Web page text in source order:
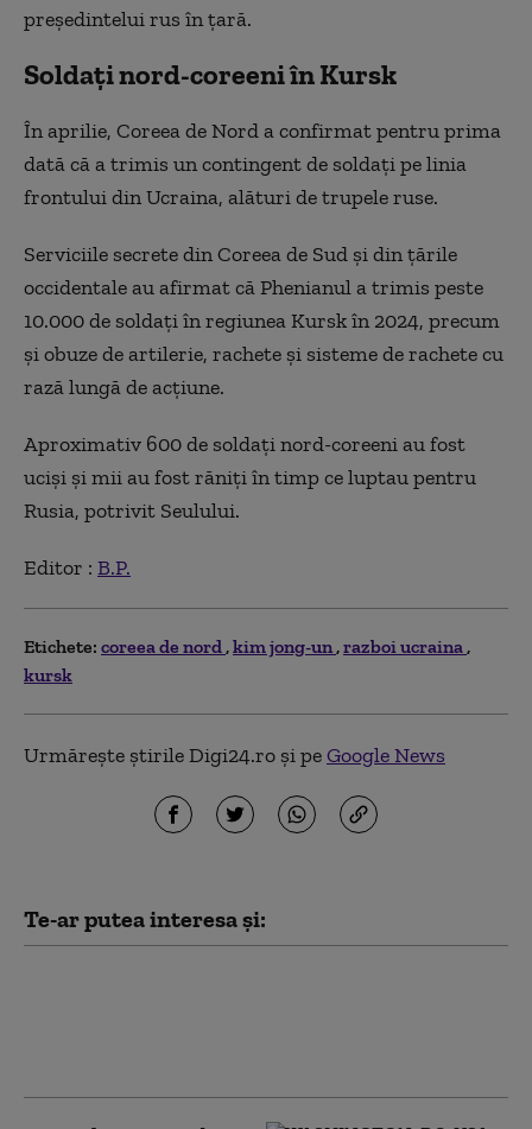
preşedintelui rus în ţară.
Soldați nord-coreeni în Kursk
În aprilie, Coreea de Nord a confirmat pentru prima
dată că a trimis un contingent de soldaţi pe linia
frontului din Ucraina, alături de trupele ruse.
Serviciile secrete din Coreea de Sud şi din ţările
occidentale au afirmat că Phenianul a trimis peste
10.000 de soldaţi în regiunea Kursk în 2024, precum
şi obuze de artilerie, rachete şi sisteme de rachete cu
rază lungă de acţiune.
Aproximativ 600 de soldaţi nord-coreeni au fost
ucişi şi mii au fost răniţi în timp ce luptau pentru
Rusia, potrivit Seulului.
Editor : B.P.
Etichete: coreea de nord kim jong-un razboi ucraina
kursk
Urmărește știrile Digi24.ro și peGoogle News
Te-ar putea interesa și: